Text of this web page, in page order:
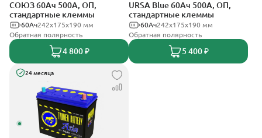
СОЮЗ 60Ач 500А, ОП,
стандартные клеммы
242x175x190 мм
60Ач
Обратная полярность
4 800 ₽
URSA Blue 60Ач 500А, ОП,
стандартные клеммы
242х175х190 мм
60Ач
Обратная полярность
5 400 ₽
24 месяца